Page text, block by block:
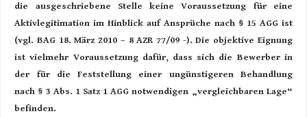
die ausgeschriebene Stelle keine Voraussetzung für eine
Aktivlegitimation im Hinblick auf Ansprüche nach § 15 AGG ist
(vgl. BAG 18. März 2010 – 8 AZR 77/09 -). Die objektive Eignung
ist vielmehr Voraussetzung dafür, dass sich die Bewerber in
der für die Feststellung einer ungünstigeren Behandlung
nach § 3 Abs. 1 Satz 1 AGG notwendigen „vergleichbaren Lage“
befinden.